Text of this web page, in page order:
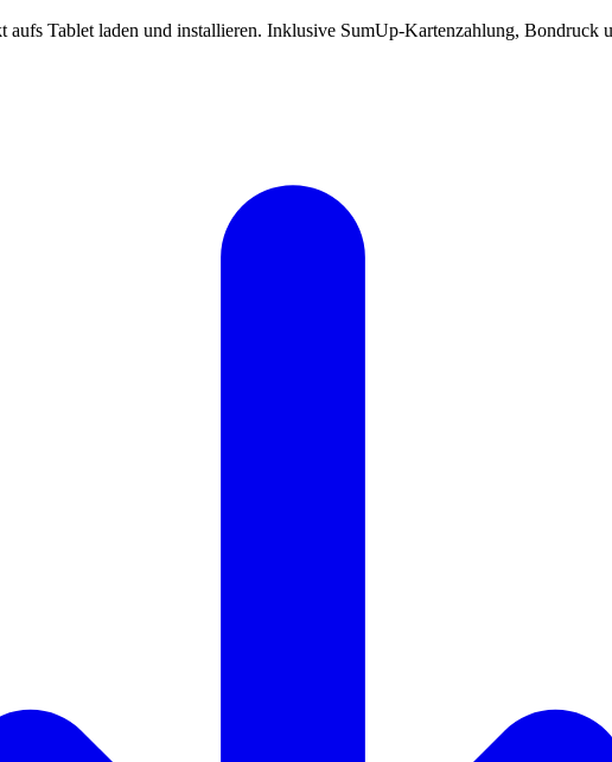
Tablet laden und installieren. Inklusive SumUp-Kartenzahlung, Bondruck